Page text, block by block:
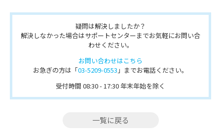
疑問は解決しましたか？
解決しなかった場合はサポートセンターまでお気軽にお問い合
わせください。
お問い合わせはこちら
お急ぎの方は「03-5209-0553 」までお電話ください。
受付時間 08:30 - 17:30 年末年始を除く
一覧に戻る